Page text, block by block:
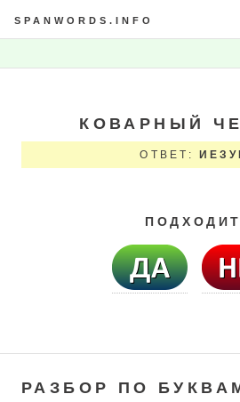
SPANWORDS.INFO
КОВАРНЫЙ
ОТВЕТ:
РАЗБОР ПО